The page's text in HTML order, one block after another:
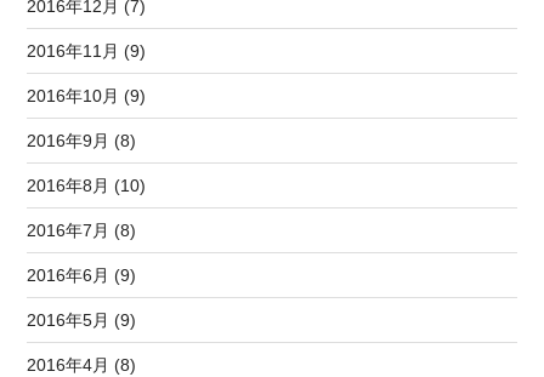
2016年12月 (7)
2016年11月 (9)
2016年10月 (9)
2016年9月 (8)
2016年8月 (10)
2016年7月 (8)
2016年6月 (9)
2016年5月 (9)
2016年4月 (8)